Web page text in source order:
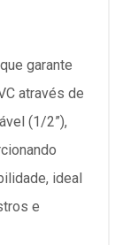
garante
através de
(1/2”),
ideal
e